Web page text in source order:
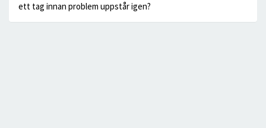
ett tag innan problem uppstår igen?